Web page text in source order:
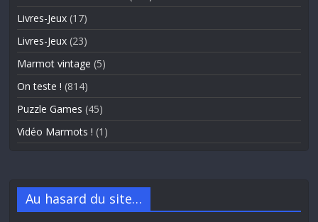
Livres-Jeux (17)
Livres-Jeux (23)
Marmot vintage (5)
On teste ! (814)
Puzzle Games (45)
Vidéo Marmots ! (1)
Au hasard du site…